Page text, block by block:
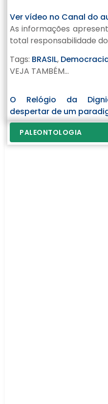
Ver vídeo no Canal do
As informações
total responsabilidade
Tags: BRASIL,
VEJA TAMBÉM...
O Relógio da
despertar de um
PALEONTOLOGIA